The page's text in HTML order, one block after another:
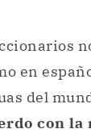
en
del
con la